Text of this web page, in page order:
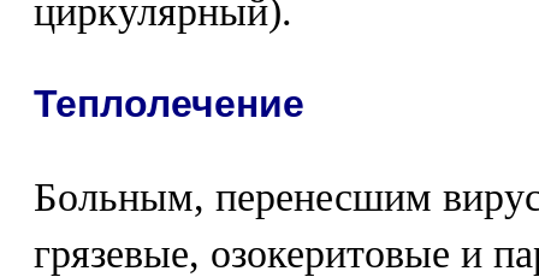
циркулярный).
Теплолечение
Больным, перенесшим
грязевые, озокеритовые и